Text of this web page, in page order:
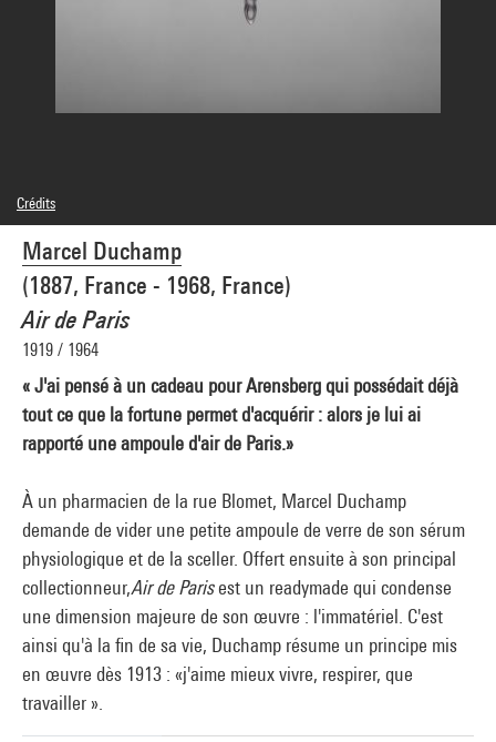
Marcel Duchamp
(1887, France - 1968, France)
Air de Paris
1919 / 1964
« J'ai pensé à un cadeau pour Arensberg qui possédait déjà
tout ce que la fortune permet d'acquérir : alors je lui ai
rapporté une ampoule d'air de Paris.»
À un pharmacien de la rue Blomet, Marcel Duchamp
demande de vider une petite ampoule de verre de son sérum
physiologique et de la sceller. Offert ensuite à son principal
collectionneur,Air de Parisest un readymade qui condense
une dimension majeure de son œuvre : l'immatériel. C'est
ainsi qu'à la fin de sa vie, Duchamp résume un principe mis
en œuvre dès 1913 : «j'aime mieux vivre, respirer, que
travailler ».
Crédits
© Association Marcel Duchamp / Adagp, Paris
Crédit photographique : Centre Pompidou, MNAM-CCI/Service de la documentation
photographique du MNAM/Dist. GrandPalaisRmn
Réf. image : 4R10302 [1986 CX 0081]
Diffusion image :GrandPalaisRmnPhoto